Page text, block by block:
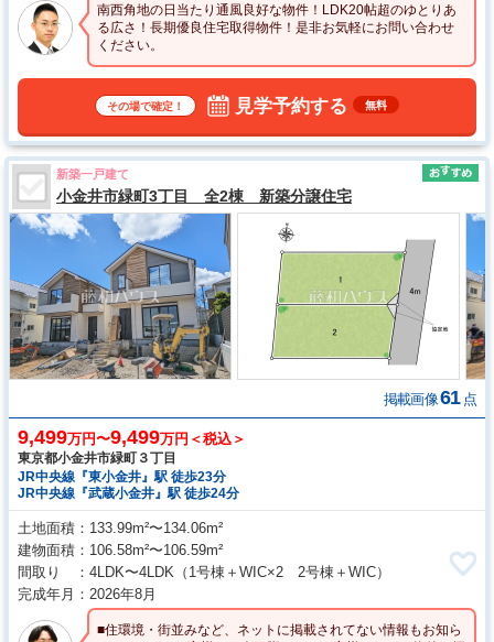
南西角地の日当たり通風良好な物件！LDK20帖超のゆとりあ
る広さ！長期優良住宅取得物件！是非お気軽にお問い合わせ
ください。
その場で確定！ 見学予約する 無料
新築一戸建て
小金井市緑町3丁目 全2棟 新築分譲住宅
掲載画像61 点
9,499万円〜9,499万円＜税込＞
東京都小金井市緑町３丁目
JR中央線『東小金井』駅 徒歩23分
JR中央線『武蔵小金井』駅 徒歩24分
土地面積
133.99m²〜134.06m²
建物面積
106.58m²〜106.59m²
間取り
4LDK〜4LDK （1号棟＋WIC×2 2号棟＋WIC）
完成年月
2026年8月
■住環境・街並みなど、ネットに掲載されてない情報もお知ら